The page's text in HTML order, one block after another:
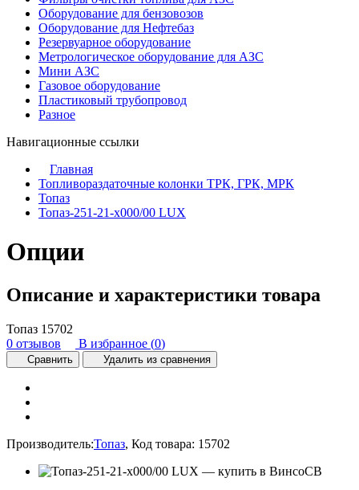
Оборудование для бензовозов
Оборудование для Нефтебаз
Резервуарное оборудование
Метрологическое оборудование для АЗС
Мини АЗС
Газовое оборудование
Пластиковый трубопровод
Разное
Навигационные ссылки
Главная
Топливораздаточные колонки ТРК, ГРК, МРК
Топаз
Топаз-251-21-х000/00 LUX
Опции
Описание и характеристики товара
Топаз 15702
0 отзывов
В избранное (0)
Сравнить Удалить из сравнения
Производитель:Топаз, Код товара: 15702